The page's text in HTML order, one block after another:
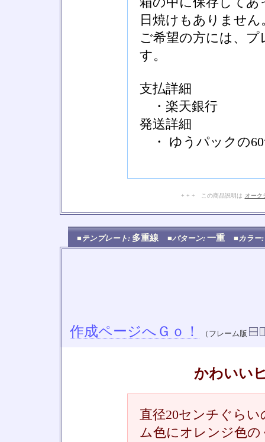
日焼けもありません
ご希望の方には、
す。
支払詳細
・楽天銀行
発送詳細
・ ゆうパックの
+ + + この商品説明は オーク
■テンプレート: 多重線 ■パターン: 一重 ■カラー:
作成ページへＧｏ！ （フレーム版
かわいい
直径20センチぐら
ム色にオレンジ色